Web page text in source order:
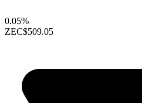
0.05%
ZEC$509.05